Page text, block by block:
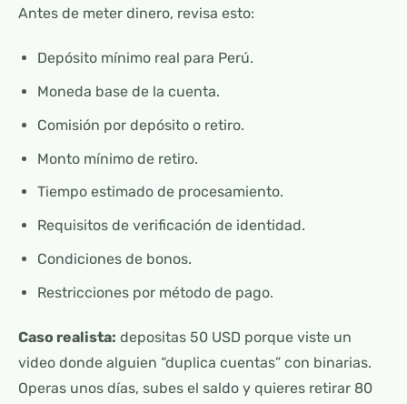
Antes de meter dinero, revisa esto:
Depósito mínimo real para Perú.
Moneda base de la cuenta.
Comisión por depósito o retiro.
Monto mínimo de retiro.
Tiempo estimado de procesamiento.
Requisitos de verificación de identidad.
Condiciones de bonos.
Restricciones por método de pago.
Caso realista: depositas 50 USD porque viste un
video donde alguien “duplica cuentas” con binarias.
Operas unos días, subes el saldo y quieres retirar 80